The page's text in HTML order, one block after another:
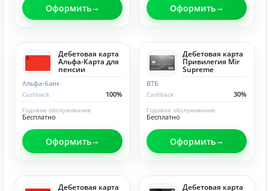
Оформить Оформить
Дебетовая карта
Альфа-Карта для
пенсии
Альфа-банк
100%
Cashback
Бесплатно
Годовое обслуживание
Оформить
Дебетовая карта
Привилегия Mir
Supreme
ВТБ
30%
Cashback
Бесплатно
Годовое обслуживание
Оформить
Дебетовая карта Дебетовая карта